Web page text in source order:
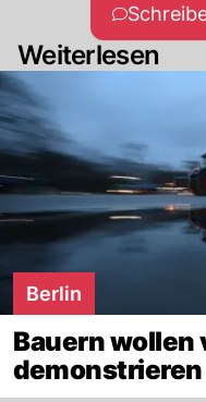
Weiterlesen
Berlin
Bauern wollen
demonstrieren